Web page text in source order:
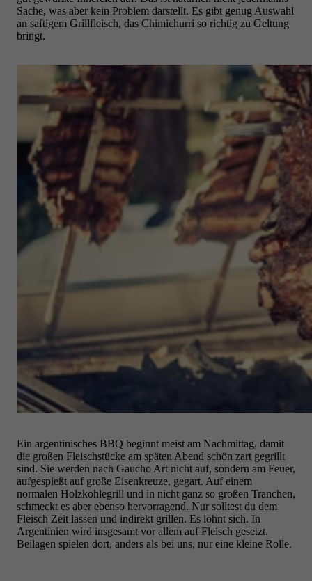
Sache, was aber kein Problem darstellt. Es gibt genug Auswahl
an saftigem Grillfleisch, das Chimichurri so richtig zu Geltung
bringt.
Ein argentinisches BBQ beginnt meist am Nachmittag, damit
die großen Fleischstücke am späten Abend schön zart gegrillt
sind. Sie werden nach Gaucho Art nicht auf, sondern am Feuer,
aufgespießt auf große Eisenkreuze, gegart. Auf einem
normalen Holzkohlegrill und in nicht ganz so großen Tranchen,
schmeckt es aber ebenso hervorragend. Nur solltest du dem
Fleisch Zeit lassen und indirekt grillen. Es lohnt sich. In
Argentinien wird insgesamt vor allem auf Fleisch gesetzt.
Beilagen spielen dort, anders als bei uns, nur eine kleine Rolle.